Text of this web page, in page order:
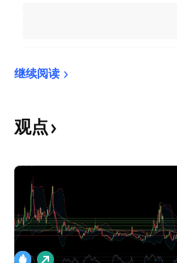
继续阅读
观点
做